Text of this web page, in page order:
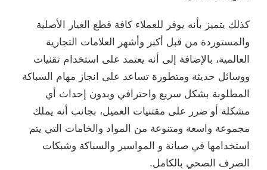
كذلك يتميز بأنه يوفر للعملاء كافة قطع الغيار الأصلية
والمستوردة من قبل أكبر وأشهر العلامات التجارية
العالمية، بالإضافة إلى أنه يعتمد على استخدام تقنيات
ووسائل حديثة ومتطورة تساعد على انجاز مهام السباكة
المطلوبة بشكل سريع واحترافي وبدون إحداث أي
مشكلة أو ضرر على مقتنيات العميل، بجانب أنه يملك
مجموعة واسعة ومتنوعة من المواد والخامات التي يتم
استخدامها في صيانة و المواسير والسباكة وشبكات
الصرف الصحي بالكامل.